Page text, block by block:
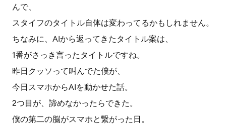
んで、
スタイフのタイトル自体は変わってるかもしれません。
ちなみに、AIから返ってきたタイトル案は、
1番がさっき言ったタイトルですね。
昨日クッソって叫んでた僕が、
今日スマホからAIを動かせた話。
2つ目が、諦めなかったらできた。
僕の第二の脳がスマホと繋がった日。